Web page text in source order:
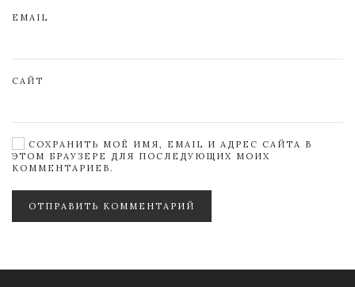
EMAIL
САЙТ
СОХРАНИТЬ МОЁ ИМЯ, EMAIL И АДРЕС САЙТА В
ЭТОМ БРАУЗЕРЕ ДЛЯ ПОСЛЕДУЮЩИХ МОИХ
КОММЕНТАРИЕВ.
ОТПРАВИТЬ КОММЕНТАРИЙ